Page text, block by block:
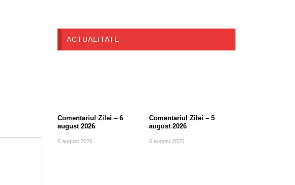
ACTUALITATE
Comentariul Zilei – 6
august 2026
6 august 2026
Comentariul Zilei – 5
august 2026
6 august 2026